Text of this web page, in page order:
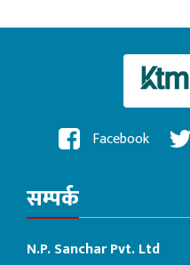
Facebook
सम्पर्क
N.P. Sanchar Pvt. Ltd